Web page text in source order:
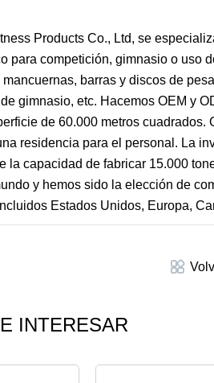
Products Co., Ltd, se
para competición, gimnasio o uso
barras y discos de
gimnasio, etc. Hacemos OEM y
de 60.000 metros
residencia para el personal. La
la capacidad de fabricar 15.000
y hemos sido la elección de
Estados Unidos, Europa,
INTERESAR